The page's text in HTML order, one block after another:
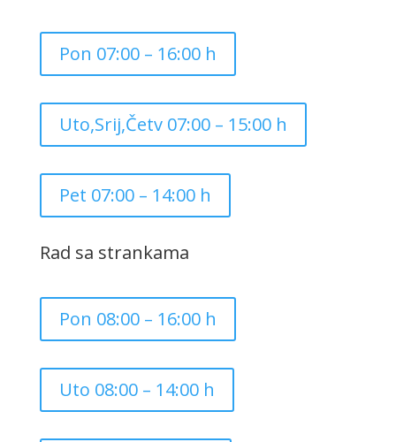
Pon 07:00 – 16:00 h
Uto,Srij,Četv 07:00 – 15:00 h
Pet 07:00 – 14:00 h
Rad sa strankama
Pon 08:00 – 16:00 h
Uto 08:00 – 14:00 h